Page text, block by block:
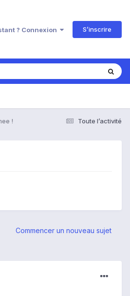
? Connexion S’inscrire
Toute l’activité
!
Commencer un nouveau sujet